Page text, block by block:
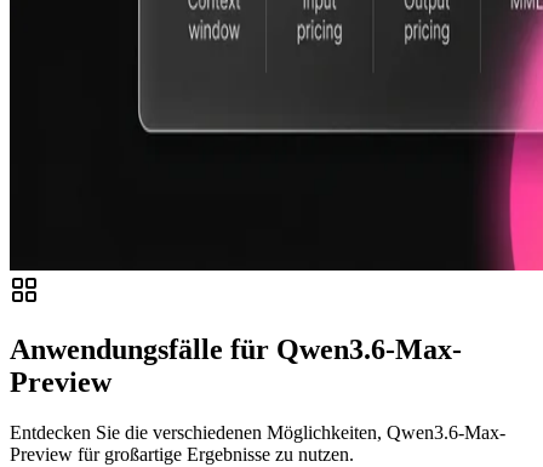
Anwendungsfälle für Qwen3.6-Max-
Preview
Entdecken Sie die verschiedenen Möglichkeiten, Qwen3.6-Max-
Preview für großartige Ergebnisse zu nutzen.